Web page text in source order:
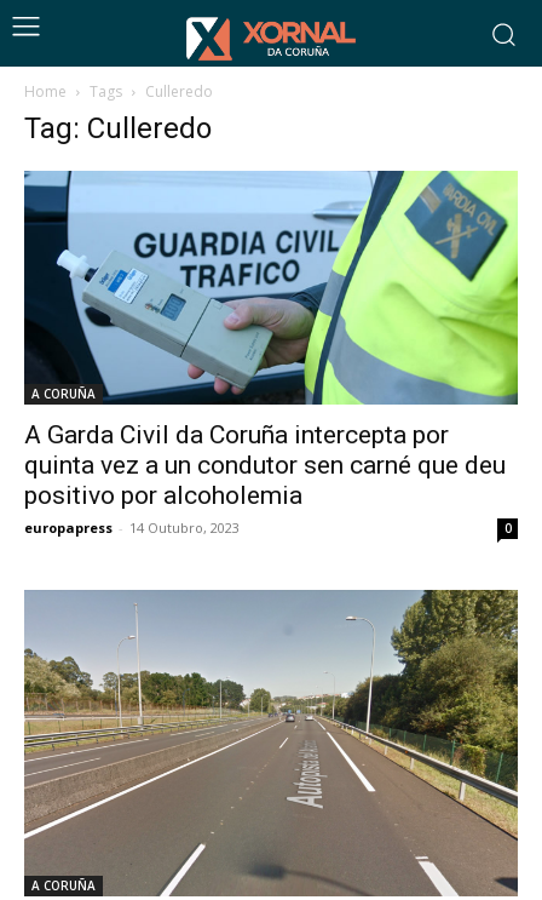
Home Tags Culleredo
Tag: Culleredo
A CORUÑA
A Garda Civil da Coruña intercepta por
quinta vez a un condutor sen carné que deu
positivo por alcoholemia
europapress - 14 Outubro, 2023 0
A CORUÑA